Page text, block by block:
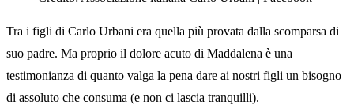
Tra i figli di Carlo Urbani era quella più provata dalla scomparsa di
suo padre. Ma proprio il dolore acuto di Maddalena è una
testimonianza di quanto valga la pena dare ai nostri figli un bisogno
di assoluto che consuma (e non ci lascia tranquilli).